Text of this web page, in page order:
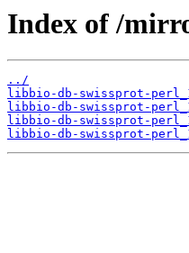
Index of /
../
libbio-db-swissprot-
libbio-db-swissprot-
libbio-db-swissprot-
libbio-db-swissprot-